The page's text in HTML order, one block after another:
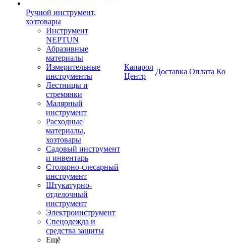
Ручной инструмент,
хозтовары
Инструмент
NEPTUN
Абразивные
материалы
Измерительные
инструменты
Лестницы и
стремянки
Малярный
инструмент
Расходные
материалы,
хозтовары
Садовый инструмент
и инвентарь
Столярно-слесарный
инструмент
Штукатурно-
отделочный
инструмент
Электроинструмент
Спецодежда и
средства защиты
Ещё
Капарол
Центр
Доставка Оплата